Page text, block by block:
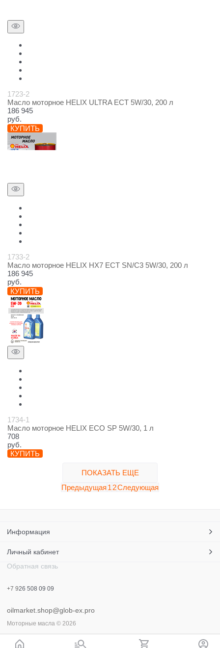
1723-2
Масло моторное HELIX ULTRA ECT 5W/30, 200 л
186 945
руб.
КУПИТЬ
1733-2
Масло моторное HELIX HX7 ECT SN/C3 5W/30, 200 л
186 945
руб.
КУПИТЬ
1734-1
Масло моторное HELIX ECO SP 5W/30, 1 л
708
руб.
КУПИТЬ
ПОКАЗАТЬ ЕЩЕ
Предыдущая 12Следующая
Информация
Личный кабинет
Обратная связь
+7 926 508 09 09
oilmarket.shop@glob-ex.pro
Моторные масла © 2026